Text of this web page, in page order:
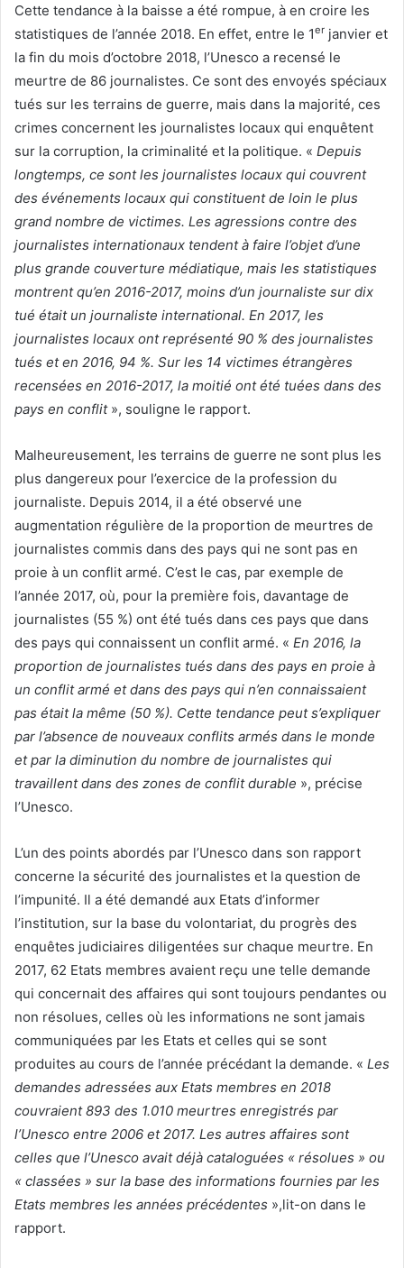
Cette tendance à la baisse a été rompue, à en croire les
statistiques de l’année 2018. En effet, entre le 1er janvier et
la fin du mois d’octobre 2018, l’Unesco a recensé le
meurtre de 86 journalistes. Ce sont des envoyés spéciaux
tués sur les terrains de guerre, mais dans la majorité, ces
crimes concernent les journalistes locaux qui enquêtent
sur la corruption, la criminalité et la politique. « Depuis
longtemps, ce sont les journalistes locaux qui couvrent
des événements locaux qui constituent de loin le plus
grand nombre de victimes. Les agressions contre des
journalistes internationaux tendent à faire l’objet d’une
plus grande couverture médiatique, mais les statistiques
montrent qu’en 2016-2017, moins d’un journaliste sur dix
tué était un journaliste international. En 2017, les
journalistes locaux ont représenté 90 % des journalistes
tués et en 2016, 94 %. Sur les 14 victimes étrangères
recensées en 2016-2017, la moitié ont été tuées dans des
pays en conflit», souligne le rapport.
Malheureusement, les terrains de guerre ne sont plus les
plus dangereux pour l’exercice de la profession du
journaliste. Depuis 2014, il a été observé une
augmentation régulière de la proportion de meurtres de
journalistes commis dans des pays qui ne sont pas en
proie à un conflit armé. C’est le cas, par exemple de
l’année 2017, où, pour la première fois, davantage de
journalistes (55 %) ont été tués dans ces pays que dans
des pays qui connaissent un conflit armé. « En 2016, la
proportion de journalistes tués dans des pays en proie à
un conflit armé et dans des pays qui n’en connaissaient
pas était la même (50 %). Cette tendance peut s’expliquer
par l’absence de nouveaux conflits armés dans le monde
et par la diminution du nombre de journalistes qui
travaillent dans des zones de conflit durable », précise
l’Unesco.
L’un des points abordés par l’Unesco dans son rapport
concerne la sécurité des journalistes et la question de
l’impunité. Il a été demandé aux Etats d’informer
l’institution, sur la base du volontariat, du progrès des
enquêtes judiciaires diligentées sur chaque meurtre. En
2017, 62 Etats membres avaient reçu une telle demande
qui concernait des affaires qui sont toujours pendantes ou
non résolues, celles où les informations ne sont jamais
communiquées par les Etats et celles qui se sont
produites au cours de l’année précédant la demande. « Les
demandes adressées aux Etats membres en 2018
couvraient 893 des 1.010 meurtres enregistrés par
l’Unesco entre 2006 et 2017. Les autres affaires sont
celles que l’Unesco avait déjà cataloguées « résolues » ou
« classées » sur la base des informations fournies par les
Etats membres les années précédentes »,lit-on dans le
rapport.